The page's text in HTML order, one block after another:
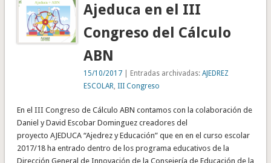
Ajeduca en el III
Congreso del Cálculo
ABN
15/10/2017 | Entradas archivadas:AJEDREZ
ESCOLAR III Congreso
En el III Congreso de Cálculo ABN contamos con la colaboración de
Daniel y David Escobar Dominguez creadores del
proyecto AJEDUCA “Ajedrez y Educación” que en en el curso escolar
2017/18 ha entrado dentro de los programa educativos de la
Dirección General de Innovación de la Consejería de Educación de la